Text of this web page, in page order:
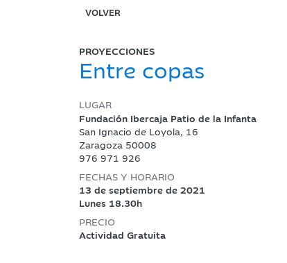
VOLVER
PROYECCIONES
Entre copas
LUGAR
Fundación Ibercaja Patio de la Infanta
San Ignacio de Loyola, 16
Zaragoza 50008
976 971 926
FECHAS Y HORARIO
13 de septiembre de 2021
Lunes 18.30h
PRECIO
Actividad Gratuita